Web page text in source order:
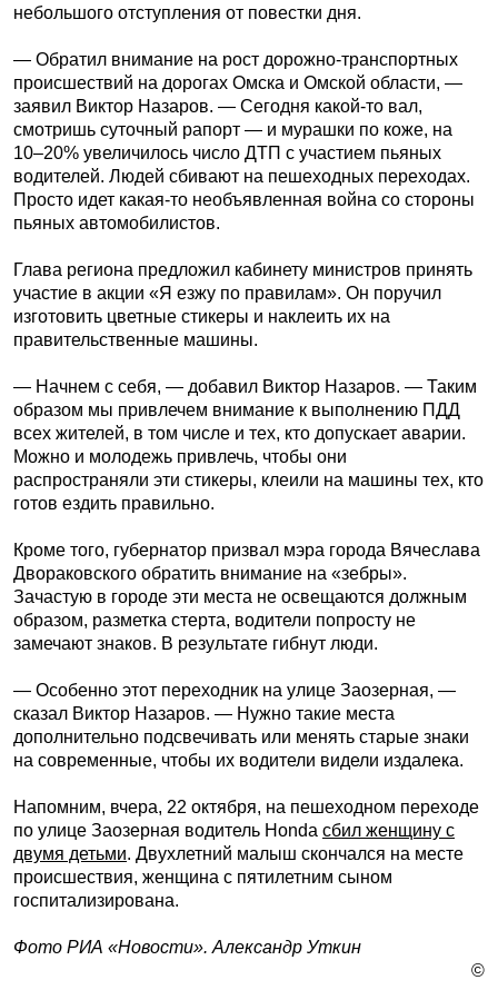
небольшого отступления от повестки дня.
— Обратил внимание на рост дорожно-транспортных
происшествий на дорогах Омска и Омской области, —
заявил Виктор Назаров. — Сегодня какой-то вал,
смотришь суточный рапорт — и мурашки по коже, на
10–20% увеличилось число ДТП с участием пьяных
водителей. Людей сбивают на пешеходных переходах.
Просто идет какая-то необъявленная война со стороны
пьяных автомобилистов.
Глава региона предложил кабинету министров принять
участие в акции «Я езжу по правилам». Он поручил
изготовить цветные стикеры и наклеить их на
правительственные машины.
— Начнем с себя, — добавил Виктор Назаров. — Таким
образом мы привлечем внимание к выполнению ПДД
всех жителей, в том числе и тех, кто допускает аварии.
Можно и молодежь привлечь, чтобы они
распространяли эти стикеры, клеили на машины тех, кто
готов ездить правильно.
Кроме того, губернатор призвал мэра города Вячеслава
Двораковского обратить внимание на «зебры».
Зачастую в городе эти места не освещаются должным
образом, разметка стерта, водители попросту не
замечают знаков. В результате гибнут люди.
— Особенно этот переходник на улице Заозерная, —
сказал Виктор Назаров. — Нужно такие места
дополнительно подсвечивать или менять старые знаки
на современные, чтобы их водители видели издалека.
Напомним, вчера, 22 октября, на пешеходном переходе
по улице Заозерная водитель Honda сбил женщину с
двумя детьми. Двухлетний малыш скончался на месте
происшествия, женщина с пятилетним сыном
госпитализирована.
Фото РИА «Новости». Александр Уткин
©